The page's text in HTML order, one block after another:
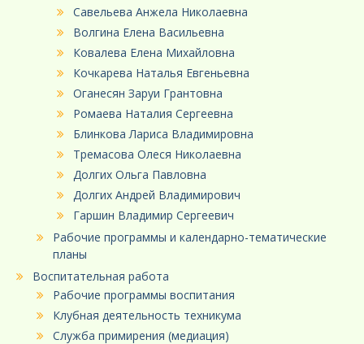
Савельева Анжела Николаевна
Волгина Елена Васильевна
Ковалева Елена Михайловна
Кочкарева Наталья Евгеньевна
Оганесян Заруи Грантовна
Ромаева Наталия Сергеевна
Блинкова Лариса Владимировна
Тремасова Олеся Николаевна
Долгих Ольга Павловна
Долгих Андрей Владимирович
Гаршин Владимир Сергеевич
Рабочие программы и календарно-тематические
планы
Воспитательная работа
Рабочие программы воспитания
Клубная деятельность техникума
Служба примирения (медиация)